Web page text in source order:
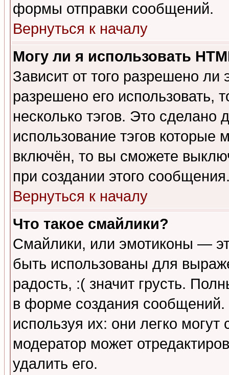
формы отправки сообщений.
Вернуться к началу
Могу ли я использовать
Зависит от того разрешено
разрешено его использовать,
несколько тэгов. Это сделано
использование тэгов
включён, то вы сможете
при создании этого
Вернуться к началу
Что такое смайлики?
Смайлики, или эмотиконы —
быть использованы для
радость, :( значит грусть.
в форме создания сообщений.
используя их: они легко
модератор может
удалить его.